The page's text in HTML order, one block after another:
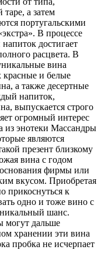
а затем
португальскими
В процессе
достигает
расцвета. В
вина
красные и белые
а также десертные
напиток,
выпускается строго
огромный интерес
из энотеки Массандры
являются
презент близкому
вина с годом
фирмы или
вкусом. Приобретая
прикоснуться к
одно и тоже вино с
шанс.
могут дальше
хранении эти вина
пробка не исчерпает